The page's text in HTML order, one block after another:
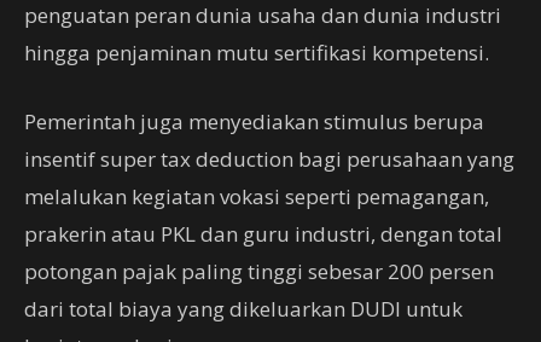
penguatan peran dunia usaha dan dunia industri
hingga penjaminan mutu sertifikasi kompetensi.
Pemerintah juga menyediakan stimulus berupa
insentif super tax deduction bagi perusahaan yang
melalukan kegiatan vokasi seperti pemagangan,
prakerin atau PKL dan guru industri, dengan total
potongan pajak paling tinggi sebesar 200 persen
dari total biaya yang dikeluarkan DUDI untuk